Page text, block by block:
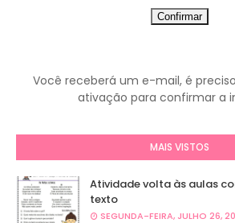
Você receberá um e-mail, é
ativação para confirmar a
MAIS VISTOS
Atividade volta às aulas
texto
SEGUNDA-FEIRA, JULHO 26,